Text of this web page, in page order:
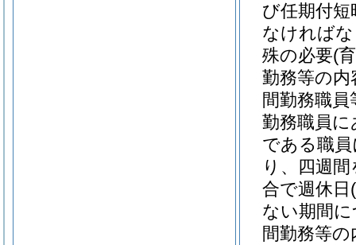
び任期付
なければ
殊の必要(
勤務等の内
間勤務職
勤務職員
である職
り、四週
合で週休日
ない期間
間勤務等